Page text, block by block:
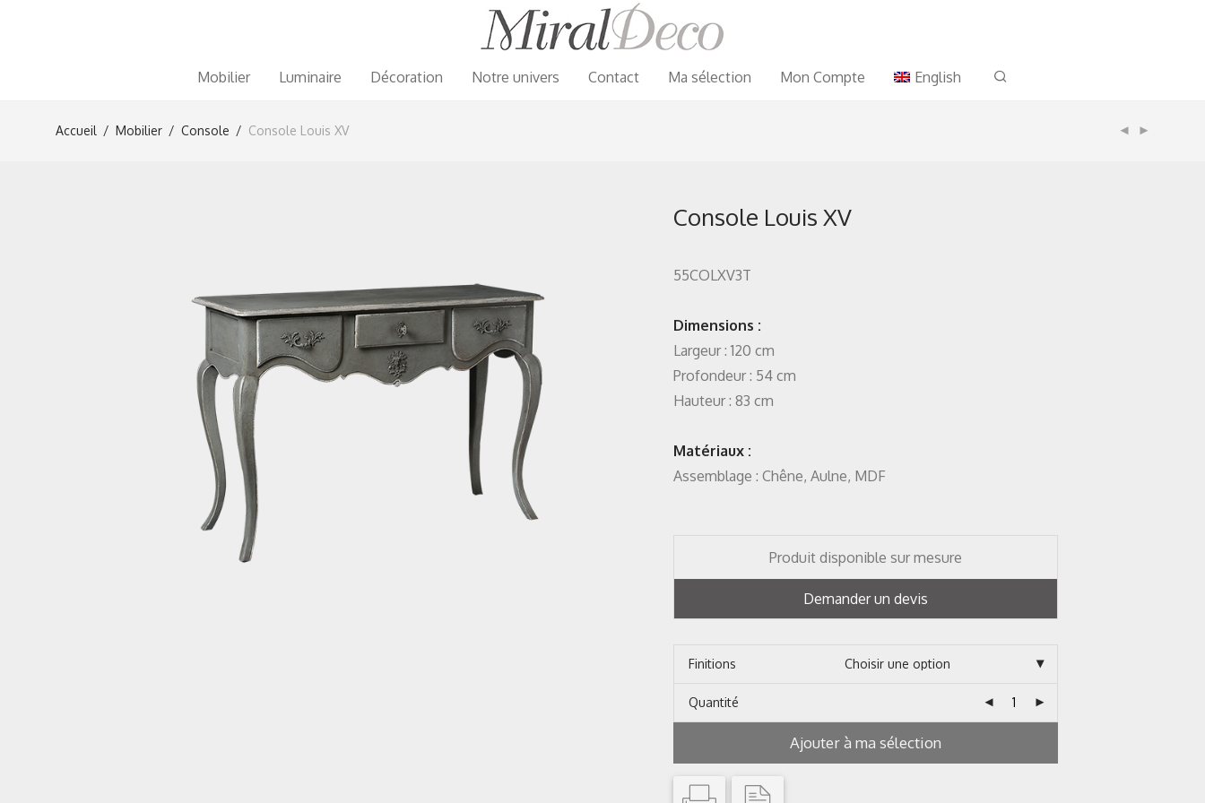
Mobilier Luminaire Décoration Notre univers Contact Ma sélection Mon Compte English
Accueil / Mobilier / Console / Console Louis XV
Console Louis XV
55COLXV3T
Dimensions :
Largeur : 120 cm
Profondeur : 54 cm
Hauteur : 83 cm
Matériaux :
Assemblage : Chêne, Aulne, MDF
Produit disponible sur mesure
Demander un devis
Finitions
Quantité
Ajouter à ma sélection